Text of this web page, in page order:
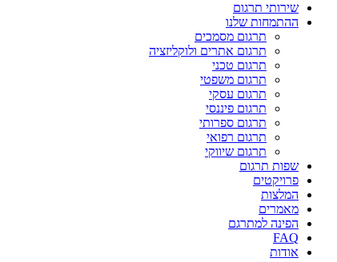
שירותי תרגום
ההתמחות שלנו
תרגום מסמכים
תרגום אתרים ולוקליזציה
תרגום טכני
תרגום משפטי
תרגום עסקי
תרגום פיננסי
תרגום ספרותי
תרגום רפואי
תרגום שיווקי
שפות תרגום
פרויקטים
המלצות
מאמרים
הפינה למתרגם
FAQ
אודות